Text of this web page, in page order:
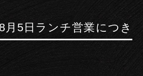
月5日ランチ営業につき